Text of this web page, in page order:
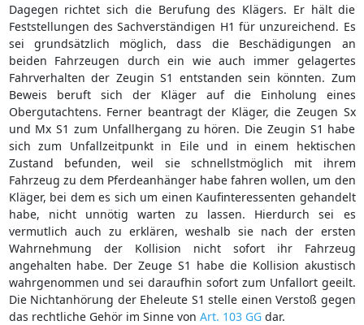
Dagegen richtet sich die Berufung des Klägers. Er hält die
Feststellungen des Sachverständigen H1 für unzureichend. Es
sei grundsätzlich möglich, dass die Beschädigungen an
beiden Fahrzeugen durch ein wie auch immer gelagertes
Fahrverhalten der Zeugin S1 entstanden sein könnten. Zum
Beweis beruft sich der Kläger auf die Einholung eines
Obergutachtens. Ferner beantragt der Kläger, die Zeugen Sx
und Mx S1 zum Unfallhergang zu hören. Die Zeugin S1 habe
sich zum Unfallzeitpunkt in Eile und in einem hektischen
Zustand befunden, weil sie schnellstmöglich mit ihrem
Fahrzeug zu dem Pferdeanhänger habe fahren wollen, um den
Kläger, bei dem es sich um einen Kaufinteressenten gehandelt
habe, nicht unnötig warten zu lassen. Hierdurch sei es
vermutlich auch zu erklären, weshalb sie nach der ersten
Wahrnehmung der Kollision nicht sofort ihr Fahrzeug
angehalten habe. Der Zeuge S1 habe die Kollision akustisch
wahrgenommen und sei daraufhin sofort zum Unfallort geeilt.
Die Nichtanhörung der Eheleute S1 stelle einen Verstoß gegen
das rechtliche Gehör im Sinne von Art. 103 GGdar.